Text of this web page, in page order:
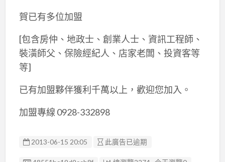
賀已有多位加盟
[包含房仲、地政士、創業人士、資訊工程師、
裝潢師父、保險經紀人、店家老闆、投資客等
等]
已有加盟夥伴獲利千萬以上，歡迎您加入。
加盟專線 0928-332898
2013-06-15 20:05 此廣告已逾期